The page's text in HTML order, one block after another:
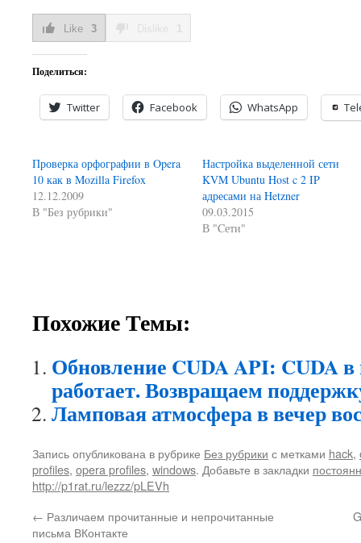
Like 3
Поделиться:
Twitter Facebook WhatsApp
Проверка орфографии в Opera
10 как в Mozilla Firefox
12.12.2009
В "Без рубрики"
Настройка выделенной сети
KVM Ubuntu Host c 2 IP
адресами на Hetzner
09.03.2015
В "Cети"
Похожие Темы:
Обновление CUDA API: CUDA
работает. Возвращаем
Ламповая атмосфера в вечер
Запись опубликована в рубрике Без рубрики с метками hack,
profiles, opera profiles, windows. Добавьте в закладки
http://p1rat.ru/lezzz/pLEVh
← Различаем прочитанные и непрочитанные
письма ВКонтакте